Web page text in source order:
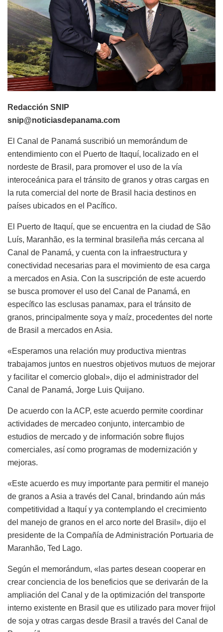
Redacción SNIP
snip@noticiasdepanama.com
El Canal de Panamá suscribió un memorándum de
entendimiento con el Puerto de Itaquí, localizado en el
nordeste de Brasil, para promover el uso de la vía
interoceánica para el tránsito de granos y otras cargas en
la ruta comercial del norte de Brasil hacia destinos en
países ubicados en el Pacífico.
El Puerto de Itaquí, que se encuentra en la ciudad de São
Luís, Maranhão, es la terminal brasileña más cercana al
Canal de Panamá, y cuenta con la infraestructura y
conectividad necesarias para el movimiento de esa carga
a mercados en Asia. Con la suscripción de este acuerdo
se busca promover el uso del Canal de Panamá, en
específico las esclusas panamax, para el tránsito de
granos, principalmente soya y maíz, procedentes del norte
de Brasil a mercados en Asia.
«Esperamos una relación muy productiva mientras
trabajamos juntos en nuestros objetivos mutuos de mejorar
y facilitar el comercio global», dijo el administrador del
Canal de Panamá, Jorge Luis Quijano.
De acuerdo con la ACP, este acuerdo permite coordinar
actividades de mercadeo conjunto, intercambio de
estudios de mercado y de información sobre flujos
comerciales, así como programas de modernización y
mejoras.
«Este acuerdo es muy importante para permitir el manejo
de granos a Asia a través del Canal, brindando aún más
competitividad a Itaquí y ya contemplando el crecimiento
del manejo de granos en el arco norte del Brasil», dijo el
presidente de la Compañía de Administración Portuaria de
Maranhão, Ted Lago.
Según el memorándum, «las partes desean cooperar en
crear conciencia de los beneficios que se derivarán de la
ampliación del Canal y de la optimización del transporte
interno existente en Brasil que es utilizado para mover frijol
de soja y otras cargas desde Brasil a través del Canal de